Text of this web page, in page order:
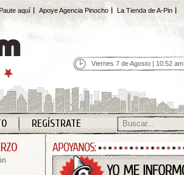
aquí Apoye Agencia Pinocho La Tienda de A-Pin
Viernes 7 de Agosto | 10:52 am
REGÍSTRATE